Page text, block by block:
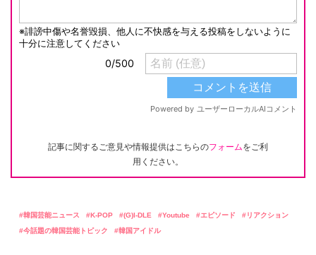
記事に関するご意見や情報提供はこちらのフォームをご利
用ください。
韓国芸能ニュース K-POP (G)I-DLE Youtube エピソード
リアクション
今話題の韓国芸能トピック
韓国アイドル